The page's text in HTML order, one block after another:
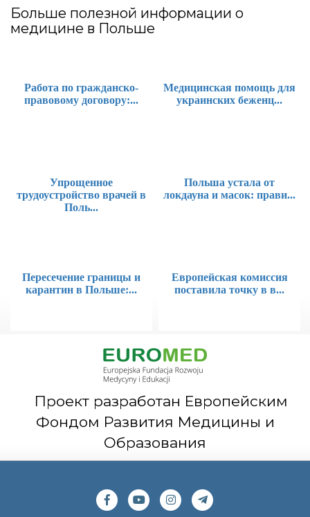
Больше полезной информации о
медицине в Польше
Работа по гражданско-
правовому договору:...
Медицинская помощь для
украинских беженц...
Упрощенное
трудоустройство врачей в
Поль...
Польша устала от
локдауна и масок: прави...
Пересечение границы и
карантин в Польше:...
Европейская комиссия
поставила точку в в...
Проект разработан Европейским
Фондом Развития Медицины и
Образования